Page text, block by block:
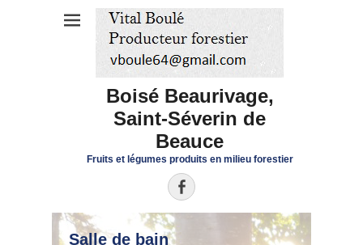
Boisé Beaurivage,
Saint-Séverin de
Beauce
Fruits et légumes produits en milieu forestier
Facebook
Salle de bain